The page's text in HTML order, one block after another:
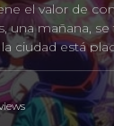
el valor de
una mañana,
ciudad está
tan vivo. –